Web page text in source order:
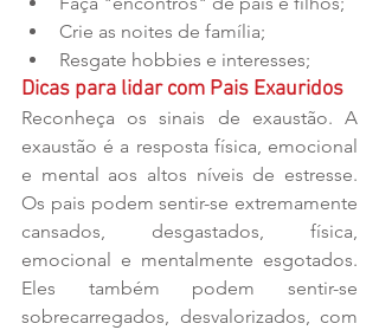
Crie as noites de família;
Resgate hobbies e interesses;
Dicas para lidar com Pais Exauridos
Reconheça os sinais de exaustão. A
exaustão é a resposta física, emocional
e mental aos altos níveis de estresse.
Os pais podem sentir-se extremamente
cansados, desgastados, física,
emocional e mentalmente esgotados.
Eles também podem sentir-se
sobrecarregados, desvalorizados, com